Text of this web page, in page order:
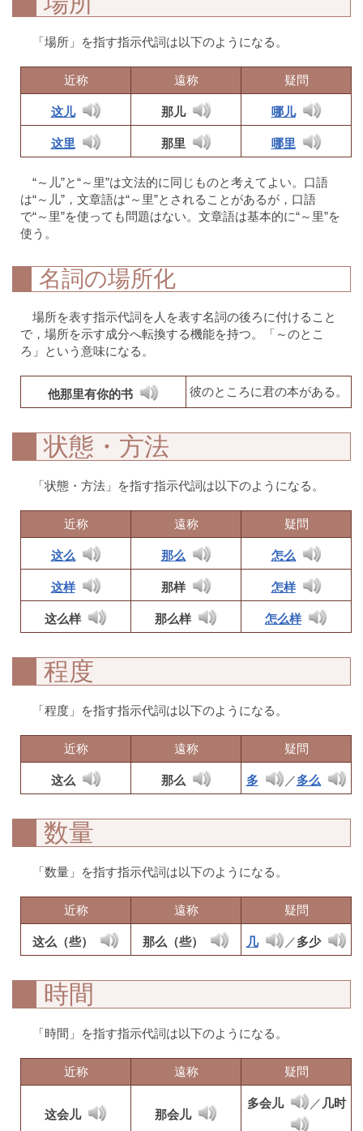
「場所」を指す指示代詞は以下のようになる。
近称 遠称 疑問
这儿 那儿 哪儿
这里 那里 哪里
“～儿”と“～里”は文法的に同じものと考えてよい。口語
は“～儿”，文章語は“～里”とされることがあるが，口語
で“～里”を使っても問題はない。文章語は基本的に“～里”を
使う。
名詞の場所化
場所を表す指示代詞を人を表す名詞の後ろに付けること
で，場所を示す成分へ転換する機能を持つ。「～のとこ
ろ」という意味になる。
他那里有你的书 彼のところに君の本がある。
状態・方法
「状態・方法」を指す指示代詞は以下のようになる。
近称 遠称 疑問
这么 那么 怎么
这样 那样 怎样
这么样 那么样 怎么样
程度
「程度」を指す指示代詞は以下のようになる。
近称 遠称 疑問
这么 那么 多 ／多么
数量
「数量」を指す指示代詞は以下のようになる。
近称 遠称 疑問
这么（些） 那么（些） 几 ／多少
時間
「時間」を指す指示代詞は以下のようになる。
近称 遠称 疑問
这会儿 那会儿
多会儿 ／ 几时